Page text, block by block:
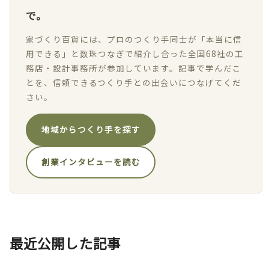
で。
家づくり百貨には、プロのつくり手同士が「本当に信
用できる」と数珠つなぎで紹介し合った全国68社の工
務店・設計事務所が参加しています。記事で学んだこ
とを、信頼できるつくり手との出会いにつなげてくだ
さい。
地域からつくり手を探す
創業インタビューを読む
最近公開した記事